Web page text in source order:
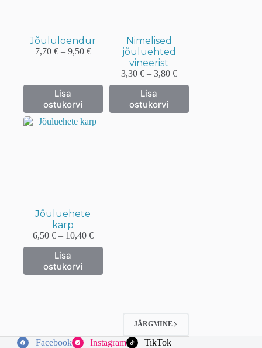
Jõululoendur
7,70 € – 9,50 €Hinnavahemik:
Lisa
ostukorvi
Sellel
tootel
on
mitu
Nimelised
jõuluehted
vineerist
3,30 € – 3,80 €Hinnavahemik:
3,30 €
Lisa
ostukorvi
Sellel
tootel
on
Jõuluehete
karp
6,50 € – 10,40 €Hinnavahemik:
6,50 €
Lisa
ostukorvi
Sellel
tootel
on
tootelehel.
JÄRGMINE
Facebook Instagram TikTok